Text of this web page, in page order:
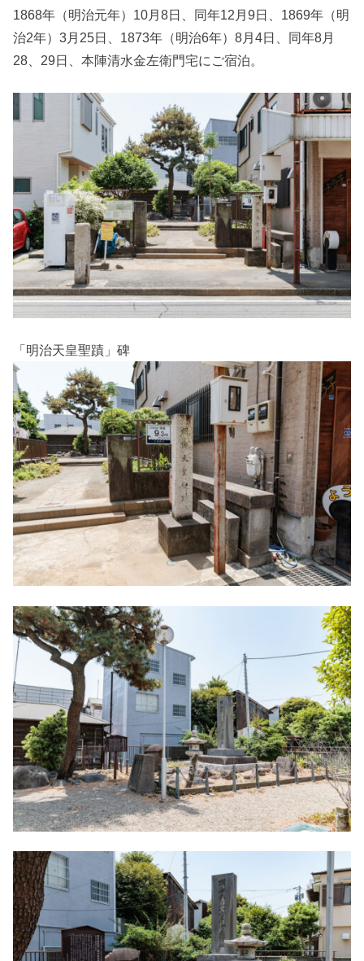
1868年（明治元年）10月8日、同年12月9日、1869年（明
治2年）3月25日、1873年（明治6年）8月4日、同年8月
28、29日、本陣清水金左衛門宅にご宿泊。
「明治天皇聖蹟」碑